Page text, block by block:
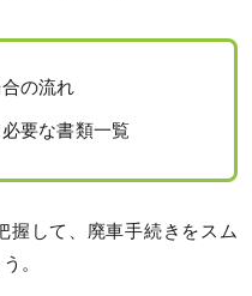
の流れ
要な書類一覧
握して、廃車手続きをスム
。